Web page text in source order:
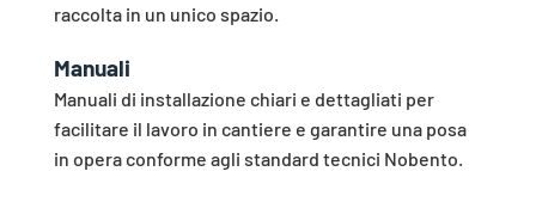
raccolta in un unico spazio.
Manuali
Manuali di installazione chiari e dettagliati per
facilitare il lavoro in cantiere e garantire una posa
in opera conforme agli standard tecnici Nobento.